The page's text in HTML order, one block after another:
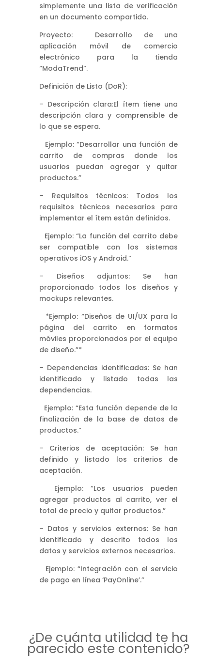
simplemente una lista de verificación
en un documento compartido.
Proyecto: Desarrollo de una
aplicación móvil de comercio
electrónico para la tienda
“ModaTrend”.
Definición de Listo (DoR):
– Descripción clara:El ítem tiene una
descripción clara y comprensible de
lo que se espera.
Ejemplo: “Desarrollar una función de
carrito de compras donde los
usuarios puedan agregar y quitar
productos.”
– Requisitos técnicos: Todos los
requisitos técnicos necesarios para
implementar el ítem están definidos.
Ejemplo: “La función del carrito debe
ser compatible con los sistemas
operativos iOS y Android.”
– Diseños adjuntos: Se han
proporcionado todos los diseños y
mockups relevantes.
*Ejemplo: “Diseños de UI/UX para la
página del carrito en formatos
móviles proporcionados por el equipo
de diseño.”*
– Dependencias identificadas: Se han
identificado y listado todas las
dependencias.
Ejemplo: “Esta función depende de la
finalización de la base de datos de
productos.”
– Criterios de aceptación: Se han
definido y listado los criterios de
aceptación.
Ejemplo: “Los usuarios pueden
agregar productos al carrito, ver el
total de precio y quitar productos.”
– Datos y servicios externos: Se han
identificado y descrito todos los
datos y servicios externos necesarios.
Ejemplo: “Integración con el servicio
de pago en línea ‘PayOnline’.”
¿De cuánta utilidad te ha
parecido este contenido?